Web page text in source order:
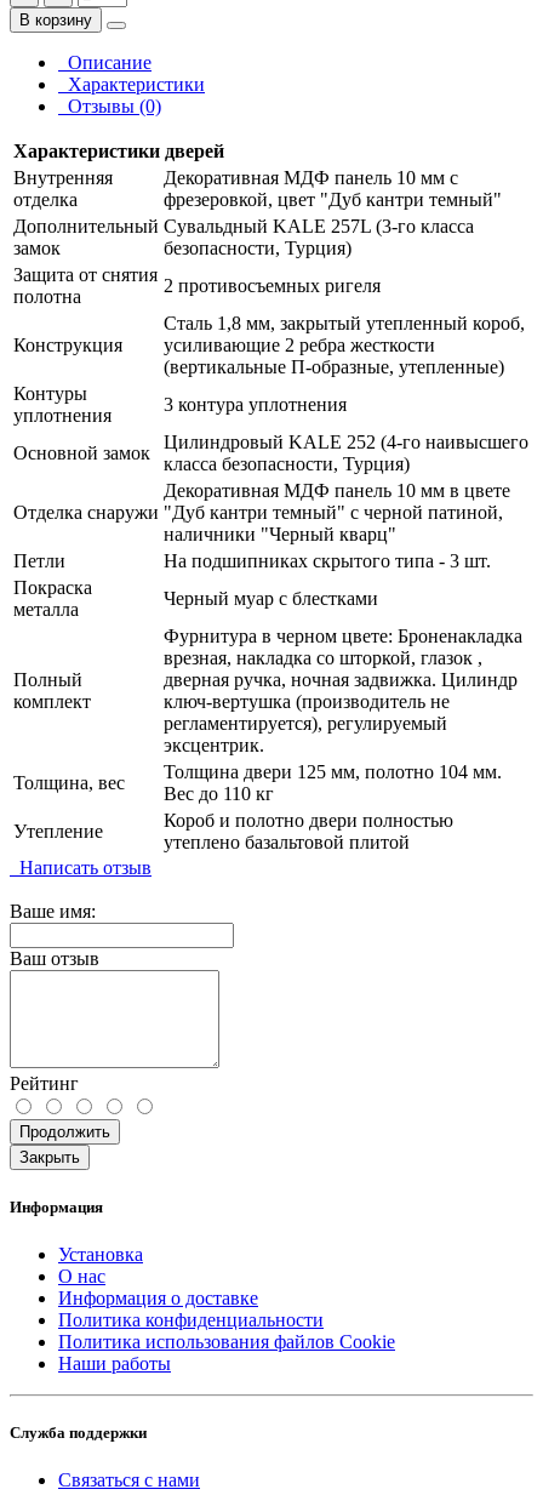
В корзину
Описание
Характеристики
Отзывы (0)
Характеристики дверей
Внутренняя
отделка
Декоративная МДФ панель 10 мм с
фрезеровкой, цвет "Дуб кантри темный"
Дополнительный
замок
Сувальдный KALE 257L (3-го класса
безопасности, Турция)
Защита от снятия
полотна
2 противосъемных ригеля
Конструкция
Сталь 1,8 мм, закрытый утепленный короб,
усиливающие 2 ребра жесткости
(вертикальные П-образные, утепленные)
Контуры
уплотнения
3 контура уплотнения
Основной замок
Цилиндровый KALE 252 (4-го наивысшего
класса безопасности, Турция)
Отделка снаружи
Декоративная МДФ панель 10 мм в цвете
"Дуб кантри темный" с черной патиной,
наличники "Черный кварц"
Петли
На подшипниках скрытого типа - 3 шт.
Покраска
металла
Черный муар с блестками
Полный
комплект
Фурнитура в черном цвете: Броненакладка
врезная, накладка со шторкой, глазок ,
дверная ручка, ночная задвижка. Цилиндр
ключ-вертушка (производитель не
регламентируется), регулируемый
эксцентрик.
Толщина, вес
Толщина двери 125 мм, полотно 104 мм.
Вес до 110 кг
Утепление
Короб и полотно двери полностью
утеплено базальтовой плитой
Написать отзыв
Ваше имя:
Ваш отзыв
Рейтинг
Продолжить
Закрыть
Информация
Установка
О нас
Информация о доставке
Политика конфиденциальности
Политика использования файлов Cookie
Наши работы
Служба поддержки
Связаться с нами